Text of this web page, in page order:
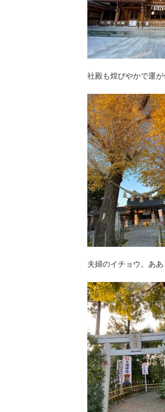
社殿も煌びやかで運が
夫婦のイチョウ。あ